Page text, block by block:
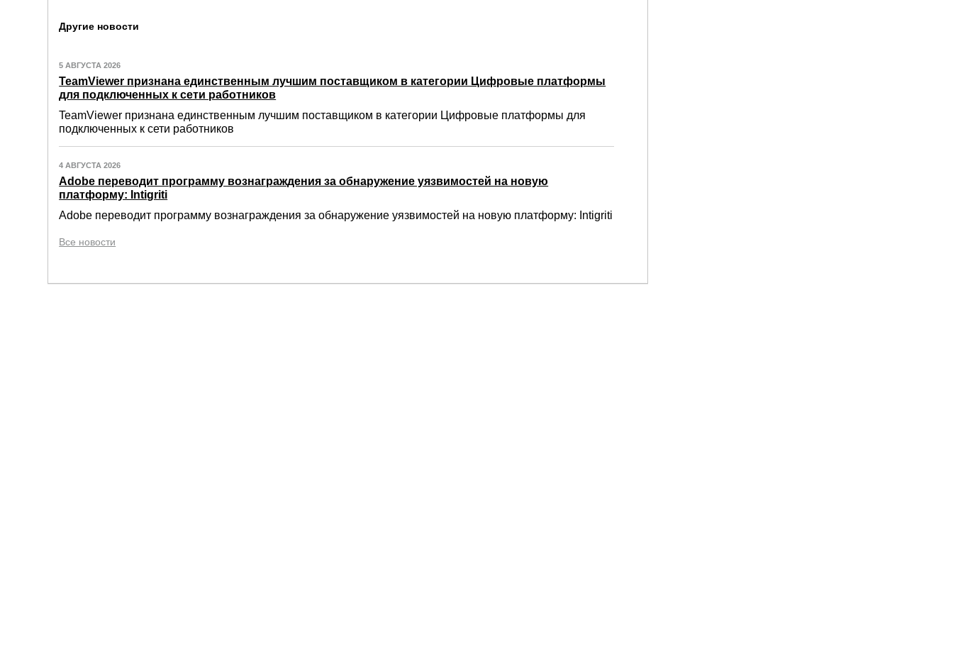
Другие новости
5 АВГУСТА 2026
TeamViewer признана единственным лучшим поставщиком в категории Цифровые платформы
для подключенных к сети работников
TeamViewer признана единственным лучшим поставщиком в категории Цифровые платформы для
подключенных к сети работников
4 АВГУСТА 2026
Adobe переводит программу вознаграждения за обнаружение уязвимостей на новую
платформу: Intigriti
Adobe переводит программу вознаграждения за обнаружение уязвимостей на новую платформу: Intigriti
Все новости